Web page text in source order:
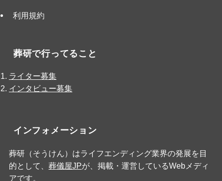
利用規約
葬研で行ってること
ライター募集
インタビュー募集
インフォメーション
葬研（そうけん）はライフエンディング業界の発展を目
的として、 葬儀屋JPが、掲載・運営しているWebメディ
アです。